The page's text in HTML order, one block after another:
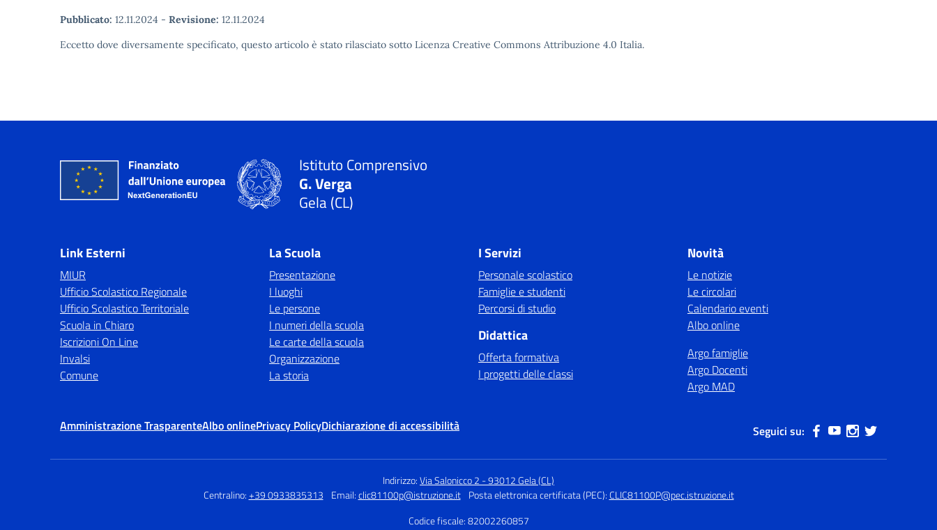
Pubblicato: 12.11.2024 - Revisione: 12.11.2024
Eccetto dove diversamente specificato, questo articolo è stato rilasciato sotto Licenza Creative Commons Attribuzione 4.0 Italia.
Istituto Comprensivo
G. Verga
Gela (CL)
Link Esterni
MIUR
Ufficio Scolastico Regionale
Ufficio Scolastico Territoriale
Scuola in Chiaro
Iscrizioni On Line
Invalsi
Comune
La Scuola
Presentazione
I luoghi
Le persone
I numeri della scuola
Le carte della scuola
Organizzazione
La storia
I Servizi
Personale scolastico
Famiglie e studenti
Percorsi di studio
Didattica
Offerta formativa
I progetti delle classi
Novità
Le notizie
Le circolari
Calendario eventi
Albo online
Argo famiglie
Argo Docenti
Argo MAD
Amministrazione TrasparenteAlbo onlinePrivacy PolicyDichiarazione di accessibilità Seguici su:
Indirizzo:Via Salonicco 2 - 93012 Gela (CL)
Centralino:+39 0933835313 Email:clic81100p@istruzione.it Posta elettronica certificata (PEC):CLIC81100P@pec.istruzione.it
Codice fiscale: 82002260857